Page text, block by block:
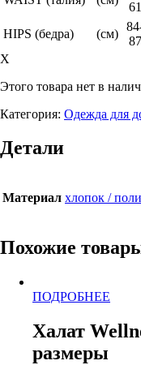
61
HIPS (бедра)
(см)
87
X
Этого товара нет в
Категория: Одежда для
Детали
Материал хлопок /
Похожие
ПОДРОБНЕЕ
имеет
Халат
размеры